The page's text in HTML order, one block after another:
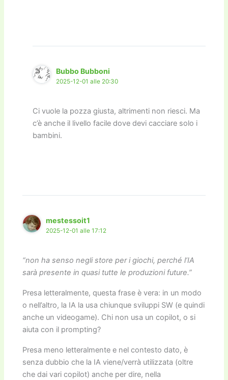
Bubbo Bubboni
2025-12-01 alle 20:30
Ci vuole la pozza giusta, altrimenti non riesci. Ma
c’è anche il livello facile dove devi cacciare solo i
bambini.
mestessoit1
2025-12-01 alle 17:12
“non ha senso negli store per i giochi, perché l’IA
sarà presente in quasi tutte le produzioni future.”
Presa letteralmente, questa frase è vera: in un modo
o nell’altro, la IA la usa chiunque sviluppi SW (e quindi
anche un videogame). Chi non usa un copilot, o si
aiuta con il prompting?
Presa meno letteralmente e nel contesto dato, è
senza dubbio che la IA viene/verrà utilizzata (oltre
che dai vari copilot) anche per dire, nella